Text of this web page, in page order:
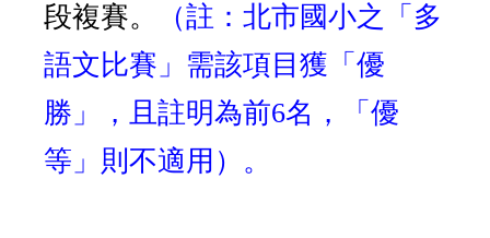
段複賽。
（註：北市國小之「多
語文比賽」需該項目獲「優
勝」，且註明為前6名，「優
等」則不適用）。